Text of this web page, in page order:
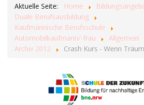
Aktuelle Seite: Home
Duale Berufsausbildung
Kaufmännische Berufsschule
Automobilkaufmann/-frau
Allgemein
Archiv 2012
Crash Kurs - Wenn